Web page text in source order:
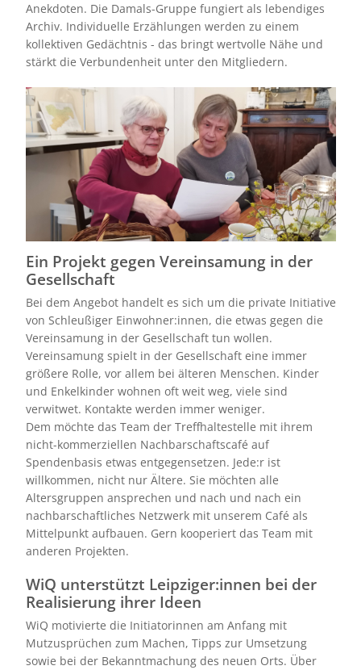
Anekdoten. Die Damals-Gruppe fungiert als lebendiges
Archiv. Individuelle Erzählungen werden zu einem
kollektiven Gedächtnis - das bringt wertvolle Nähe und
stärkt die Verbundenheit unter den Mitgliedern.
Bild
Ein Projekt gegen Vereinsamung in der
Gesellschaft
Bei dem Angebot handelt es sich um die private Initiative
von Schleußiger Einwohner:innen, die etwas gegen die
Vereinsamung in der Gesellschaft tun wollen.
Vereinsamung spielt in der Gesellschaft eine immer
größere Rolle, vor allem bei älteren Menschen. Kinder
und Enkelkinder wohnen oft weit weg, viele sind
verwitwet. Kontakte werden immer weniger.
Dem möchte das Team der Treffhaltestelle mit ihrem
nicht-kommerziellen Nachbarschaftscafé auf
Spendenbasis etwas entgegensetzen. Jede:r ist
willkommen, nicht nur Ältere. Sie möchten alle
Altersgruppen ansprechen und nach und nach ein
nachbarschaftliches Netzwerk mit unserem Café als
Mittelpunkt aufbauen. Gern kooperiert das Team mit
anderen Projekten.
WiQ unterstützt Leipziger:innen bei der
Realisierung ihrer Ideen
WiQ motivierte die Initiatorinnen am Anfang mit
Mutzusprüchen zum Machen, Tipps zur Umsetzung
sowie bei der Bekanntmachung des neuen Orts. Über